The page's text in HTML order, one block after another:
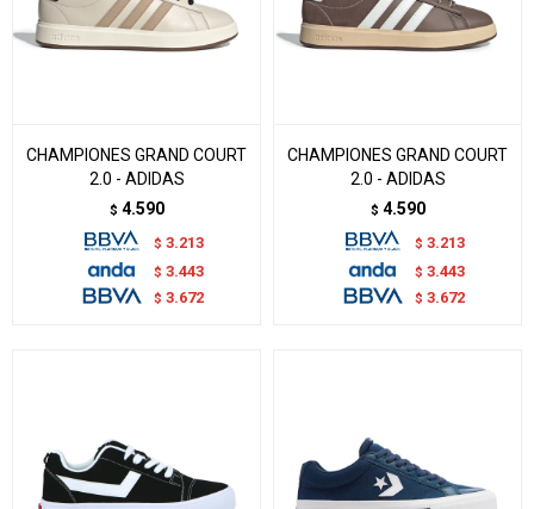
CHAMPIONES GRAND COURT
2.0 - ADIDAS
$ 4.590
$ 3.213
$ 3.443
$ 3.672
CHAMPIONES GRAND COURT
2.0 - ADIDAS
$ 4.590
$ 3.213
$ 3.443
$ 3.672